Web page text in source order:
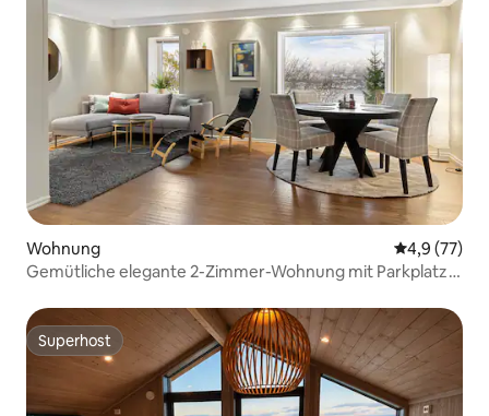
Wohnung
4,9 (77)
Gemütliche elegante 2-Zimmer-Wohnung mit Parkplatz
Superhost
Superhost